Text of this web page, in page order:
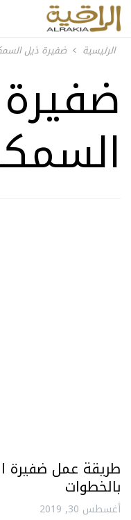
الرئيسية ضفيرة ذيل
طريقة عمل ضفيرة
بالخطوات
أغسطس 30, 2019